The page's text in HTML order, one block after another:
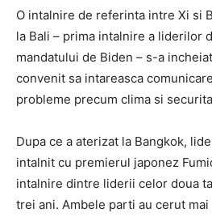
O intalnire de referinta intre Xi si
la Bali – prima intalnire a liderilor
mandatului de Biden – s-a
convenit sa intareasca
probleme precum clima si
Dupa ce a aterizat la Bangkok,
intalnit cu premierul japonez
intalnire dintre liderii celor doua
trei ani. Ambele parti au cerut